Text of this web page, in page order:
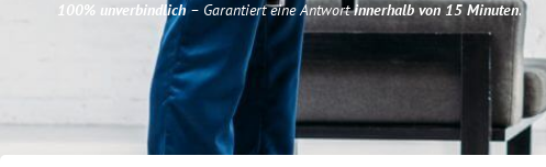
100% unverbindlich– Garantiert eine Antwortinnerhalb von 15 Minuten.